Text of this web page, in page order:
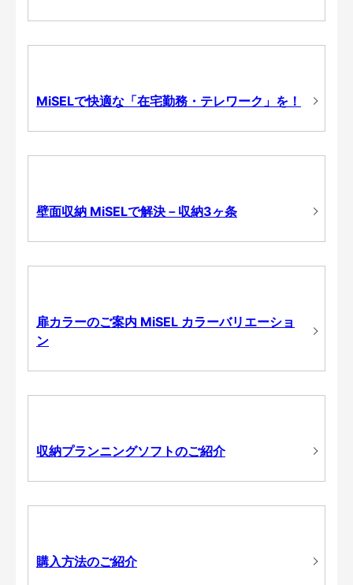
MiSELで快適な「在宅勤務・テレワーク」を！
壁面収納 MiSELで解決－収納3ヶ条
扉カラーのご案内 MiSEL カラーバリエーショ
ン
収納プランニングソフトのご紹介
購入方法のご紹介